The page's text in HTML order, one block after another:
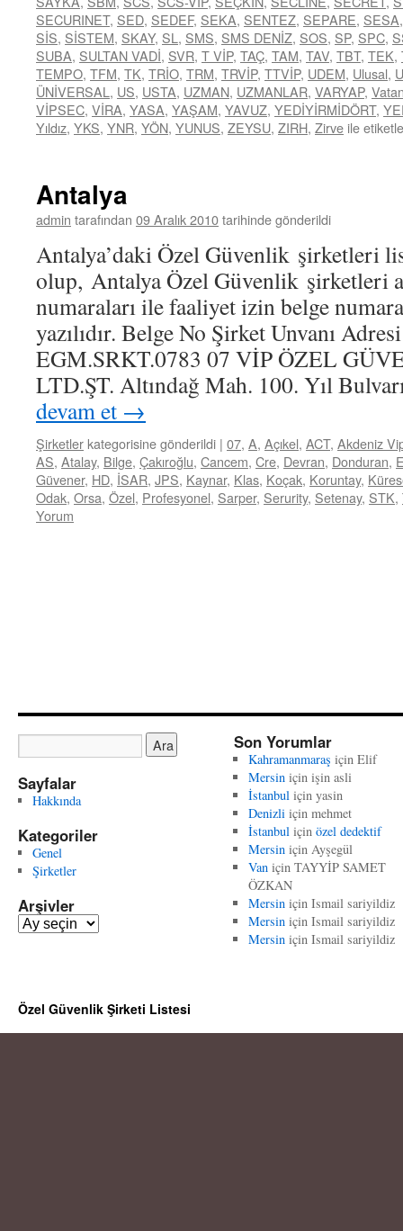
SECURINET, SED, SEDEF, SEKA, SENTEZ, SEPARE, SESA
SİS, SİSTEM, SKAY, SL , SMS, SMS DENİZ, SOS, SP, SPC,
SUBA, SULTAN VADİ, SVR, T VİP, TAÇ, TAM, TAV, TBT, TEK,
TEMPO, TFM, TK, TRİO, TRM, TRVİP, TTVİP, UDEM, Ulusal,
ÜNİVERSAL , US, USTA, UZMAN, UZMANLAR, VARYAP,
VİPSEC, VİRA, YASA, YAŞAM, YAVUZ, YEDİYİRMİDÖRT,
Yıldız, YKS, YNR, YÖN, YUNUS, ZEYSU, ZIRH, Zirve ile
Antalya
admin tarafından 09 Aralık 2010tarihinde gönderildi
Antalya’daki Özel Güvenlik şirketleri
olup, Antalya Özel Güvenlik şirketleri
numaraları ile faaliyet izin belge
yazılıdır. Belge No Şirket Unvanı
EGM.SRKT.0783 07 VİP ÖZEL
LTD.ŞT. Altındağ Mah. 100. Yıl
devam et →
Şirketler kategorisine gönderildi | 07, A, Açıkel, ACT, Akdeniz
AS, Atalay, Bilge, Çakıroğlu, Cancem, Cre, Devran, Donduran,
Güvener, HD, İSAR, JPS, Kaynar, Klas, Koçak, Koruntay,
Odak, Orsa, Özel, Profesyonel, Sarper, Serurity, Setenay, STK,
Yorum
Sayfalar
Hakkında
Kategoriler
Genel
Şirketler
Arşivler
A
l
e
Son Yorumlar
Kahramanmaraş için Elif
Mersiniçin işin asli
İstanbuliçin yasin
Denizliiçin mehmet
İstanbuliçin özel dedektif
Mersiniçin Ayşegül
Vaniçin TAYYİP SAMET
ÖZKAN
Mersiniçin Ismail sariyildiz
Mersiniçin Ismail sariyildiz
Mersiniçin Ismail sariyildiz
Özel Güvenlik Şirketi Listesi